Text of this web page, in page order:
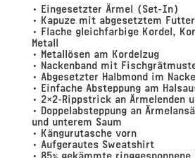
• Eingesetzter Ärmel (Set-In)
• Kapuze mit abgesetztem
• Flache gleichfarbige Kordel,
Metall
• Metallösen am Kordelzug
• Nackenband mit
• Abgesetzter Halbmond im
• Einfache Absteppung am
• 2×2-Rippstrick an Ärmelenden
• Doppelabsteppung an
und unterem Saum
• Kängurutasche vorn
• Aufgerautes Sweatshirt
• 85% gekämmte ringgesponnene